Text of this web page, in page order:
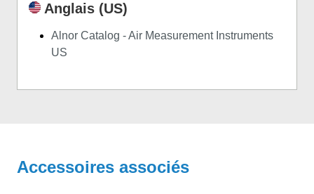
Anglais (US)
Alnor Catalog - Air Measurement Instruments
US
Accessoires associés